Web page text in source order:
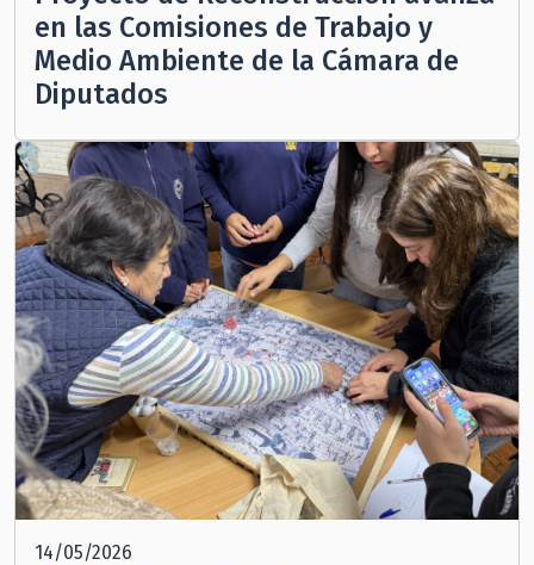
en las Comisiones de Trabajo y
Medio Ambiente de la Cámara de
Diputados
14/05/2026